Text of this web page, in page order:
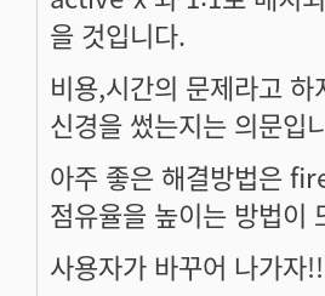
을 것입니다.
비용,시간의 문제라고
신경을 썼는지는 의문입
아주 좋은 해결방법은
점유율을 높이는 방법이
사용자가 바꾸어 나가자!!